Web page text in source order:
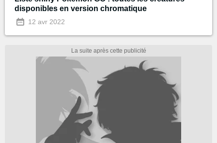
disponibles en version chromatique
12 avr 2022